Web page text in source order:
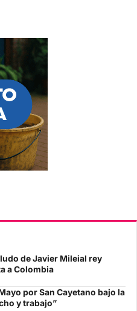
de Javier Mileial rey
a Colombia
por San Cayetano bajo la
y trabajo”